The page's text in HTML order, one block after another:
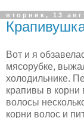
вторник, 13
Вот и я
мясорубке,
холодильнике.
крапивы в корни
волосы
корни волос и